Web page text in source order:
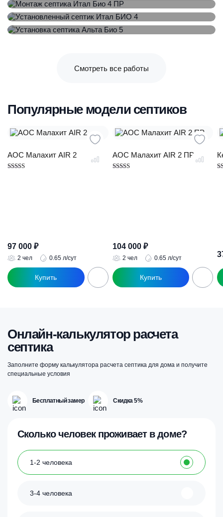
Ленинский городской округ, Орлово, договор ЛС20425
Установка септика Альта Био 5
Наро-Фоминский городской округ, Бекасово, договор ЛС20409
Смотреть все работы
Популярные модели септиков
АОС Малахит AIR 2
97 000 ₽
2 чел 0.65 л/сут
АОС Малахит AIR 2 ПР
104 000 ₽
2 чел 0.65 л/сут
Онлайн-калькулятор расчета
септика
Заполните форму калькулятора расчета септика для дома и получите
специальные условия
Бесплатный замер Скидка 5%
Сколько человек проживает в доме?
1-2 человека
3-4 человека